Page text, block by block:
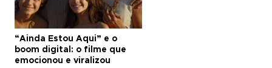
“Ainda Estou Aqui” e o
boom digital: o filme que
emocionou e viralizou